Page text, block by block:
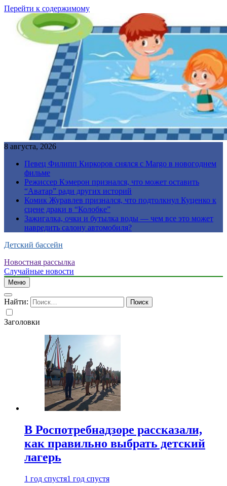
Перейти к содержимому
8 августа, 2026
Певец Филипп Киркоров снялся с Margo в новогоднем
фильме
Режиссер Кэмерон признался, что может оставить
“Аватар” ради других историй
Комик Журавлев признался, что подтолкнул Куценко к
сцене драки в “Колобке”
Зажигалка, очки и бутылка воды — чем все это может
навредить салону автомобиля?
Детский бассейн
Новостная рассылка
Случайные новости
Меню
Найти:
Заголовки
В Роспотребнадзоре рассказали,
как правильно выбрать детский
лагерь
1 год спустя1 год спустя